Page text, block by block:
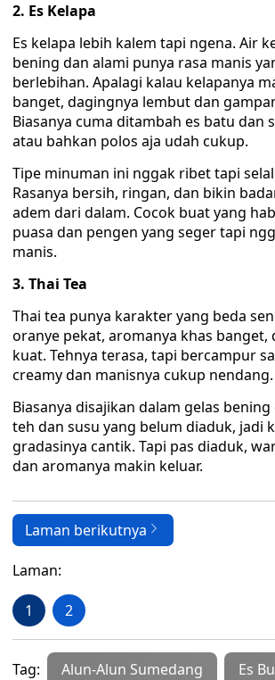
2. Es Kelapa
Es kelapa lebih kalem tapi ngena. Air
bening dan alami punya rasa manis
berlebihan. Apalagi kalau kelapanya
banget, dagingnya lembut dan
Biasanya cuma ditambah es batu dan
atau bahkan polos aja udah cukup.
Tipe minuman ini nggak ribet tapi
Rasanya bersih, ringan, dan bikin
adem dari dalam. Cocok buat yang
puasa dan pengen yang seger tapi
manis.
3. Thai Tea
‎Thai tea punya karakter yang beda
oranye pekat, aromanya khas banget,
kuat. Tehnya terasa, tapi bercampur
creamy dan manisnya cukup nendang.
Biasanya disajikan dalam gelas
teh dan susu yang belum diaduk, jadi
gradasinya cantik. Tapi pas diaduk,
dan aromanya makin keluar.
Laman berikutnya
Laman:
1 2
Tag: Alun-Alun Sumedang Es